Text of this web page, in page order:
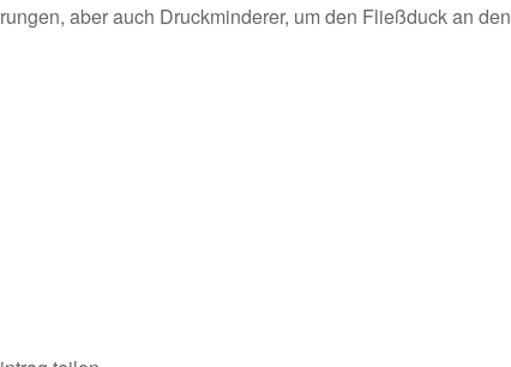
aber auch Druckminderer, um den Fließduck an den